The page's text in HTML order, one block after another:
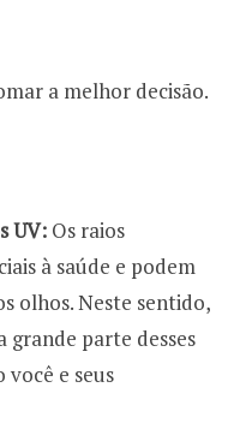
a melhor decisão.
UV: Os raios
à saúde e podem
olhos. Neste sentido,
grande parte desses
você e seus